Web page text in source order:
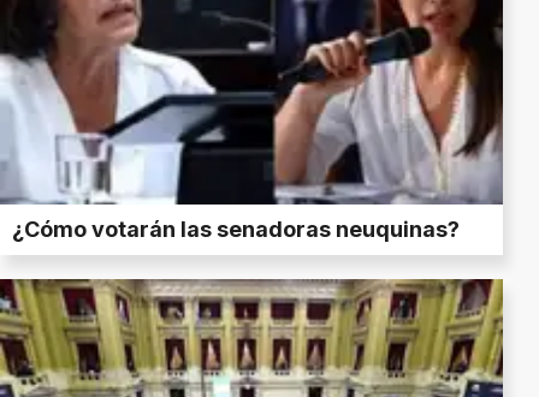
¿Cómo votarán las senadoras neuquinas?